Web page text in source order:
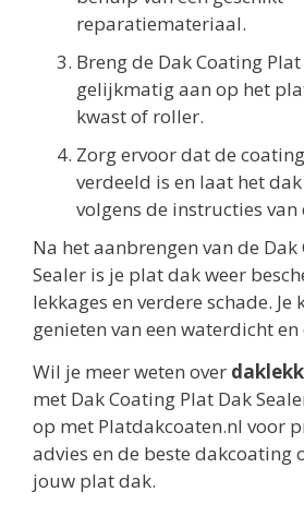
reparatiemateriaal.
Breng de Dak Coating
gelijkmatig aan op het
kwast of roller.
Zorg ervoor dat de
verdeeld is en laat het
volgens de instructies
Na het aanbrengen van de
Sealer is je plat dak weer
lekkages en verdere schade. Je
genieten van een waterdicht
Wil je meer weten over
met Dak Coating Plat Dak
op met Platdakcoaten.nl voor
advies en de beste dakcoating
jouw plat dak.